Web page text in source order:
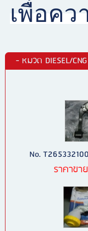
เพื่อคว
- หมวด DIESEL/CNG
No.
ราคาข